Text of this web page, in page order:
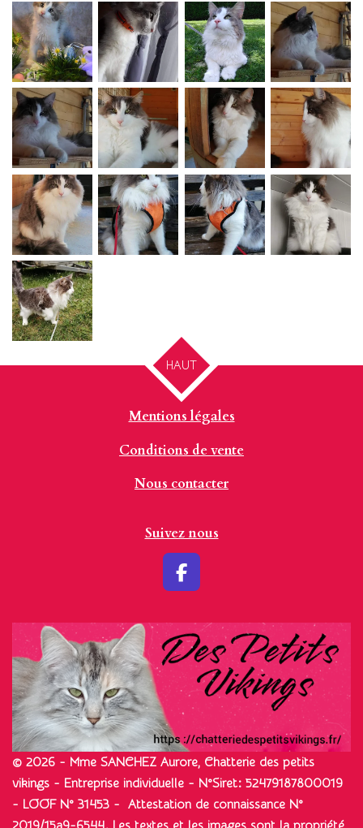
HAUT
Mentions légales
Conditions de vente
Nous contacter
Suivez nous
F
e
b
o
© 2026 - Mme SANCHEZ Aurore, Chatterie des petits
vikings - Entreprise individuelle - N°Siret: 52479187800019
- LOOF N° 31453 - Attestation de connaissance N°